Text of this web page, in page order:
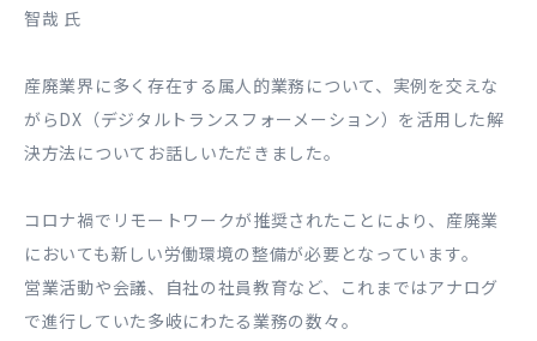
智哉 氏
産廃業界に多く存在する属人的業務について、実例を交えな
がらDX（デジタルトランスフォーメーション）を活用した解
決方法についてお話しいただきました。
コロナ禍でリモートワークが推奨されたことにより、産廃業
においても新しい労働環境の整備が必要となっています。
営業活動や会議、自社の社員教育など、これまではアナログ
で進行していた多岐にわたる業務の数々。